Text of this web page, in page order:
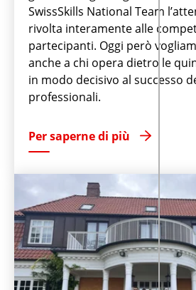
SwissSkills National Team
rivolta interamente alle
partecipanti. Oggi però
anche a chi opera dietro le
in modo decisivo al successo
professionali.
Per saperne di più